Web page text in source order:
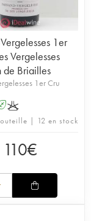
1er
Vergelesses
de Briailles
1er Cru
K
| 12 en stock
110€